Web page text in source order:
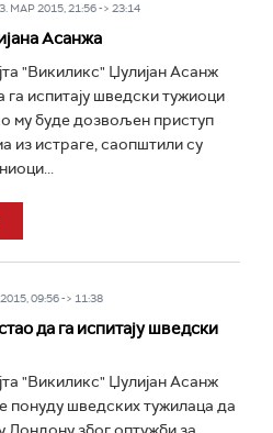
2015, 21:56 -> 23:14
Асанжа
"Викиликс" Џулијан Асанж
га испитају шведски тужиоци
му буде дозвољен приступ
из истраге, саопштили су
09:56 -> 11:38
да га испитају шведски
"Викиликс" Џулијан Асанж
понуду шведских тужилаца да